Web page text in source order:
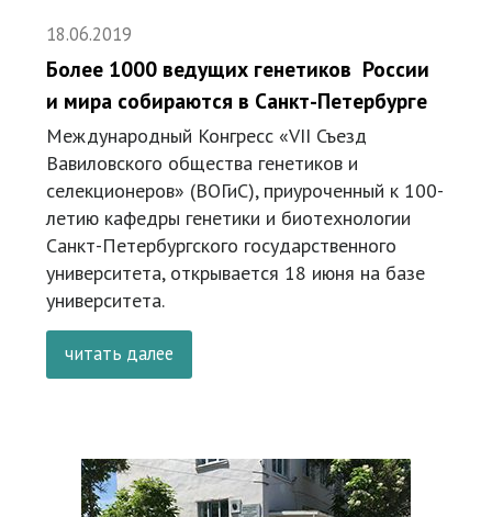
18.06.2019
Более 1000 ведущих генетиков России
и мира собираются в Санкт-Петербурге
Международный Конгресс «VII Съезд
Вавиловского общества генетиков и
селекционеров» (ВОГиС), приуроченный к 100-
летию кафедры генетики и биотехнологии
Санкт-Петербургского государственного
университета, открывается 18 июня на базе
университета.
читать далее